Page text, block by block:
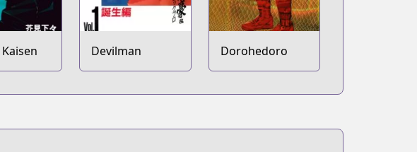
Devilman Dorohedoro